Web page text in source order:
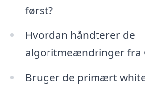
først?
Hvordan håndterer de
algoritmeændringer fra
Bruger de primært